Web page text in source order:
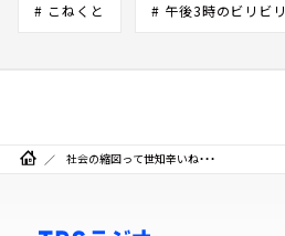
# こねくと # 午後3時のビリビリ
社会の縮図って世知辛いね・・・